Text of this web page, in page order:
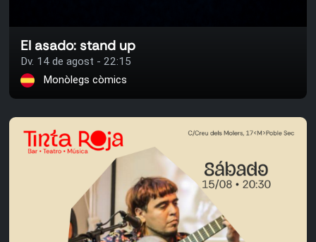
El asado: stand up
Dv. 14 de agost - 22:15
Monòlegs còmics